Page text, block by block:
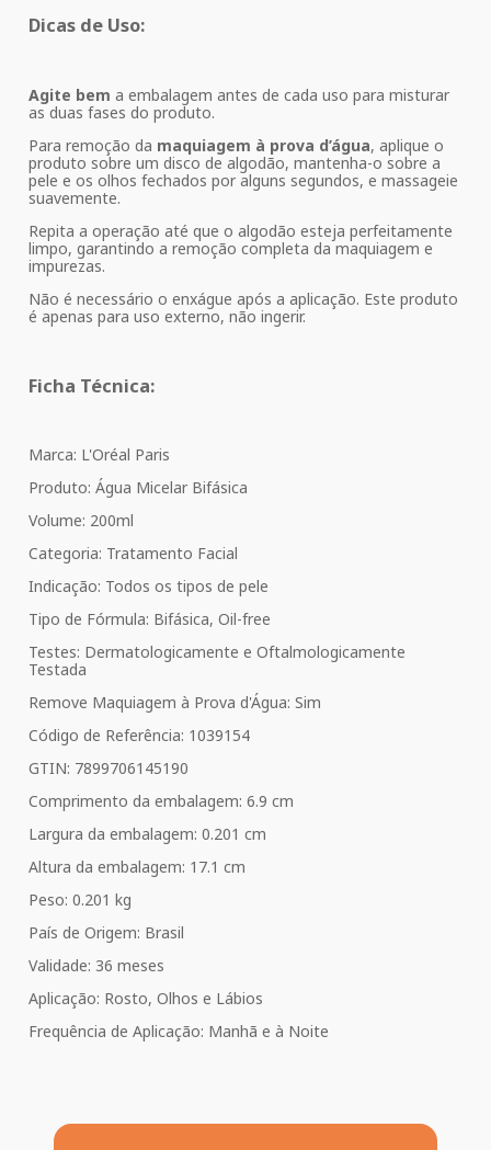
Dicas de Uso:
Agite bem a embalagem antes de cada uso para misturar
as duas fases do produto.
Para remoção da maquiagem à prova d’água, aplique o
produto sobre um disco de algodão, mantenha-o sobre a
pele e os olhos fechados por alguns segundos, e massageie
suavemente.
Repita a operação até que o algodão esteja perfeitamente
limpo, garantindo a remoção completa da maquiagem e
impurezas.
Não é necessário o enxágue após a aplicação. Este produto
é apenas para uso externo, não ingerir.
Ficha Técnica:
Marca: L'Oréal Paris
Produto: Água Micelar Bifásica
Volume: 200ml
Categoria: Tratamento Facial
Indicação: Todos os tipos de pele
Tipo de Fórmula: Bifásica, Oil-free
Testes: Dermatologicamente e Oftalmologicamente
Testada
Remove Maquiagem à Prova d'Água: Sim
Código de Referência: 1039154
GTIN: 7899706145190
Comprimento da embalagem: 6.9 cm
Largura da embalagem: 0.201 cm
Altura da embalagem: 17.1 cm
Peso: 0.201 kg
País de Origem: Brasil
Validade: 36 meses
Aplicação: Rosto, Olhos e Lábios
Frequência de Aplicação: Manhã e à Noite